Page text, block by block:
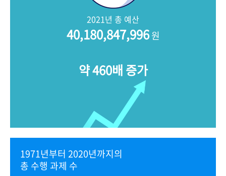
2021년 총 예산
40,180,847,996원
약 460배 증가
1971년부터 2020년까지의
총 수행 과제 수